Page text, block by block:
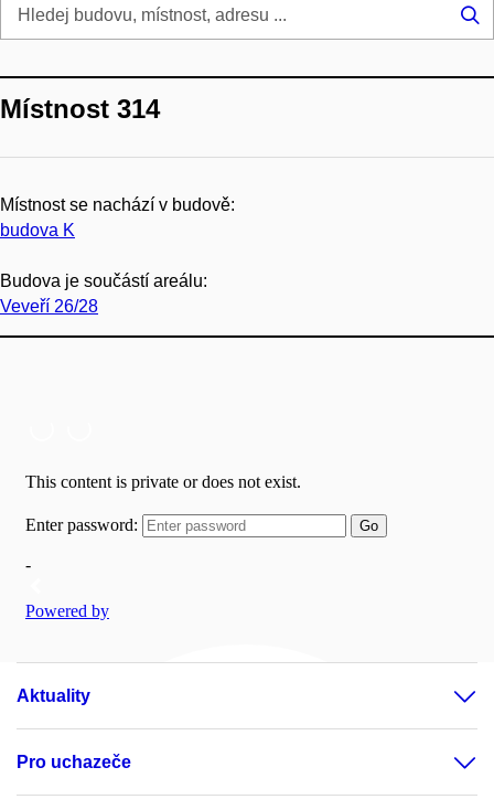
Místnost 314
Místnost se nachází v budově:
budova K
Budova je součástí areálu:
Veveří 26/28
Aktuality
Pro uchazeče